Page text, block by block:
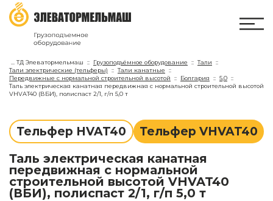
...ТД Элеватормельмаш Грузоподъёмное оборудование
Тали
Тали электрические (тельферы)
Тали канатные
Передвижные с нормальной строительной высотой
Болгария
5,0
Таль электрическая канатная передвижная с нормальной строительной высотой
VHVAT40 (ВБИ), полиспаст 2/1, г/п 5,0 т
Тельфер HVAT40 Тельфер VHVAT40
Таль электрическая канатная
передвижная с нормальной
строительной высотой VHVAT40
(ВБИ), полиспаст 2/1, г/п 5,0 т